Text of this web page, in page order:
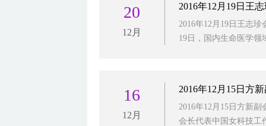
20
12月
2016年12月19日王
2016年12月19日王志珍
19日，国内生命医学领
16
12月
2016年12月15日方
2016年12月15日方新
会长代表中国女科技工